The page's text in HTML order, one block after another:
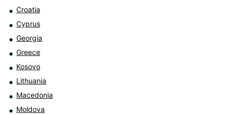
Croatia
Cyprus
Georgia
Greece
Kosovo
Lithuania
Macedonia
Moldova